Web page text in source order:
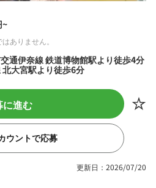
~
ありません。
通伊奈線 鉄道博物館駅より徒歩4分
大宮駅より徒歩6分
に進む
ウントで応募
更新日：2026/07/20